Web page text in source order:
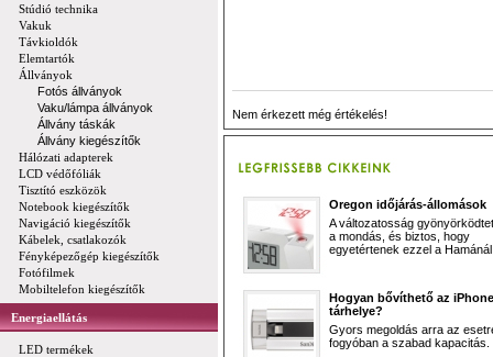
Stúdió technika
Vakuk
Távkioldók
Elemtartók
Állványok
Fotós állványok
Vaku/lámpa állványok
Állvány táskák
Állvány kiegészítők
Hálózati adapterek
LCD védőfóliák
Tisztító eszközök
Notebook kiegészítők
Navigáció kiegészítők
Kábelek, csatlakozók
Fényképezőgép kiegészítők
Fotófilmek
Mobiltelefon kiegészítők
Energiaellátás
LED termékek
Nem érkezett még értékelés!
Oregon időjárás-állomások
A változatosság
a mondás, és biztos, hogy
egyetértenek ezzel a
Hogyan bővíthető az iPhone
tárhelye?
Gyors megoldás arra az
fogyóban a szabad kapacitás.